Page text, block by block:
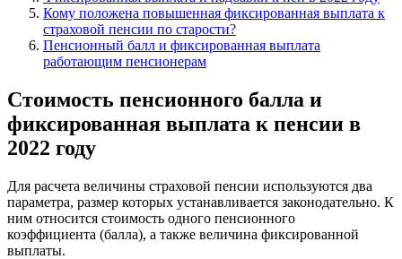
Кому положена повышенная фиксированная выплата к
страховой пенсии по старости?
Пенсионный балл и фиксированная выплата
работающим пенсионерам
Стоимость пенсионного балла и
фиксированная выплата к пенсии в
2022 году
Для расчета величины страховой пенсии используются два
параметра, размер которых устанавливается законодательно. К
ним относится стоимость одного пенсионного
коэффициента (балла), а также величина фиксированной
выплаты.